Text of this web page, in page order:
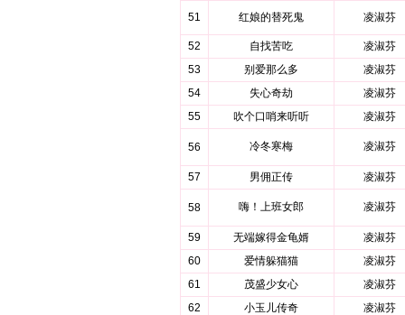
51 红娘的替死鬼 凌淑芬
52 自找苦吃
凌淑芬
53
别爱那么多
凌淑芬
54
失心奇劫
凌淑芬
55
吹个口哨来听听 凌淑芬
56 冷冬寒梅 凌淑芬
57 男佣正传 凌淑芬
58 嗨！上班女郎 凌淑芬
59 无端嫁得金龟婿
凌淑芬
60
爱情躲猫猫
凌淑芬
61
茂盛少女心
凌淑芬
62
小玉儿传奇
凌淑芬